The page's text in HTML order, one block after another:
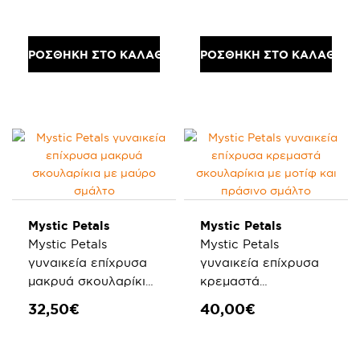
ΠΡΟΣΘΗΚΗ ΣΤΟ ΚΑΛΑΘΙ ΠΡΟΣΘΗΚΗ ΣΤΟ ΚΑΛΑΘΙ
Mystic Petals
Mystic Petals
γυναικεία επίχρυσα
μακρυά σκουλαρίκια
32,50€
Mystic Petals
Mystic Petals
γυναικεία επίχρυσα
κρεμαστά
και πράσινο σμάλτο
40,00€